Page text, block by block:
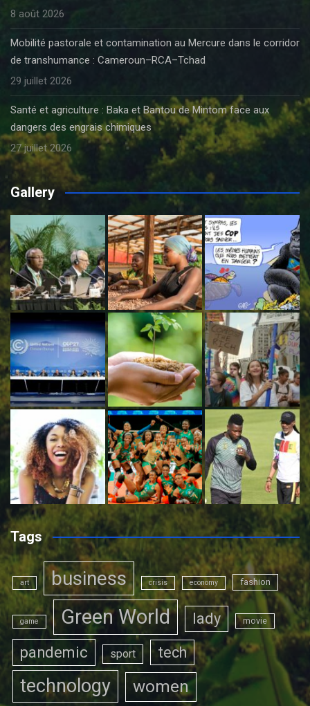
8 août 2026
Mobilité pastorale et contamination au Mercure dans le corridor
de transhumance : Cameroun–RCA–Tchad
29 juillet 2026
Santé et agriculture : Baka et Bantou de Mintom face aux
dangers des engrais chimiques
27 juillet 2026
Gallery
Tags
art business crisis economy fashion
game Green World lady movie
pandemic sport tech
technology women